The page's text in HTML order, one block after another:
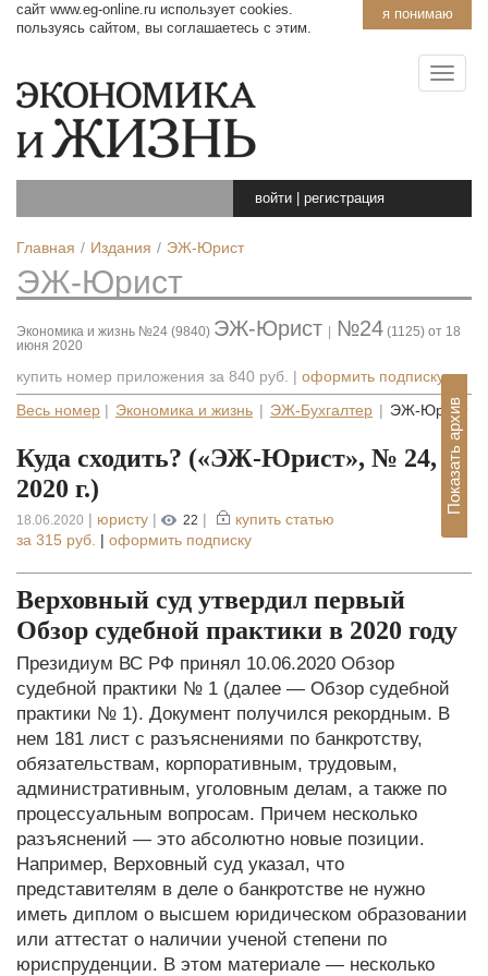
я понимаю
сайт www.eg-online.ru использует cookies.
пользуясь сайтом, вы соглашаетесь с этим.
войти регистрация
Главная Издания ЭЖ-Юрист
ЭЖ-Юрист
Экономика и жизнь №24 (9840) ЭЖ-Юрист №24 (1125) от 18
июня 2020
купить номер приложения за 840 руб. | оформить подписку
Весь номер Экономика и жизнь ЭЖ-Бухгалтер ЭЖ-Юрист
Показать архив
Куда сходить? («ЭЖ-Юрист», № 24,
2020 г.)
18.06.2020 | юристу | 22 |
купить статью
за 315 руб. | оформить подписку
Верховный суд утвердил первый
Обзор судебной практики в 2020 году
Президиум ВС РФ принял 10.06.2020 Обзор
судебной практики № 1 (далее — Обзор судебной
практики № 1). Документ получился рекордным. В
нем 181 лист с разъяснениями по банкротству,
обязательствам, корпоративным, трудовым,
административным, уголовным делам, а также по
процессуальным вопросам. Причем несколько
разъяснений — это абсолютно новые позиции.
Например, Верховный суд указал, что
представителям в деле о банкротстве не нужно
иметь диплом о высшем юридическом образовании
или аттестат о наличии ученой степени по
юриспруденции. В этом материале — несколько